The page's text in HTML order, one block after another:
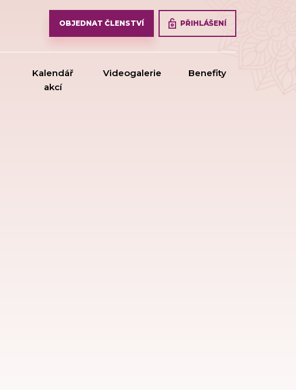
OBJEDNAT ČLENSTVÍ PŘIHLÁŠENÍ
Kalendář
akcí
Videogalerie Benefity